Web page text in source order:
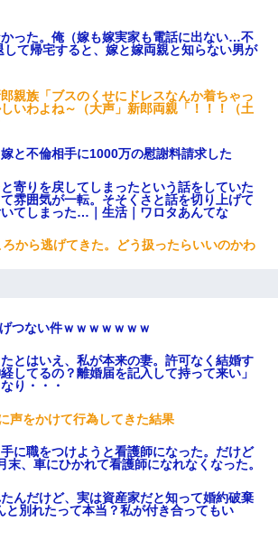
った。俺（嫁も嫁実家も電話に出ない…不
て帰宅すると、嫁と嫁両親と知らない男が
郎親族「ブスのくせにドレスなんか着ちゃっ
いわよね～（大声」新郎両親「！！！（土
と不倫相手に1000万の慰謝料請求した
寄りを戻してしまったという話をしていた
雰囲気が一転。そそくさと話を切り上げて
いてしまった…｜生活｜ワロタあんてな
から逃げてきた。どう扱ったらいいのかわ
つない件ｗｗｗｗｗｗｗ
とはいえ、私が本来の妻。許可なく結婚す
してるの？離婚届を記入して持って来い」
り・・・
声をかけて行為してきた結果
に職をつけようと看護師になった。だけど
末、車にひかれて看護師になれなくなった。
んだけど、実は資産家だと知って婚約破棄
と別れたって本当？私が付き合ってもい